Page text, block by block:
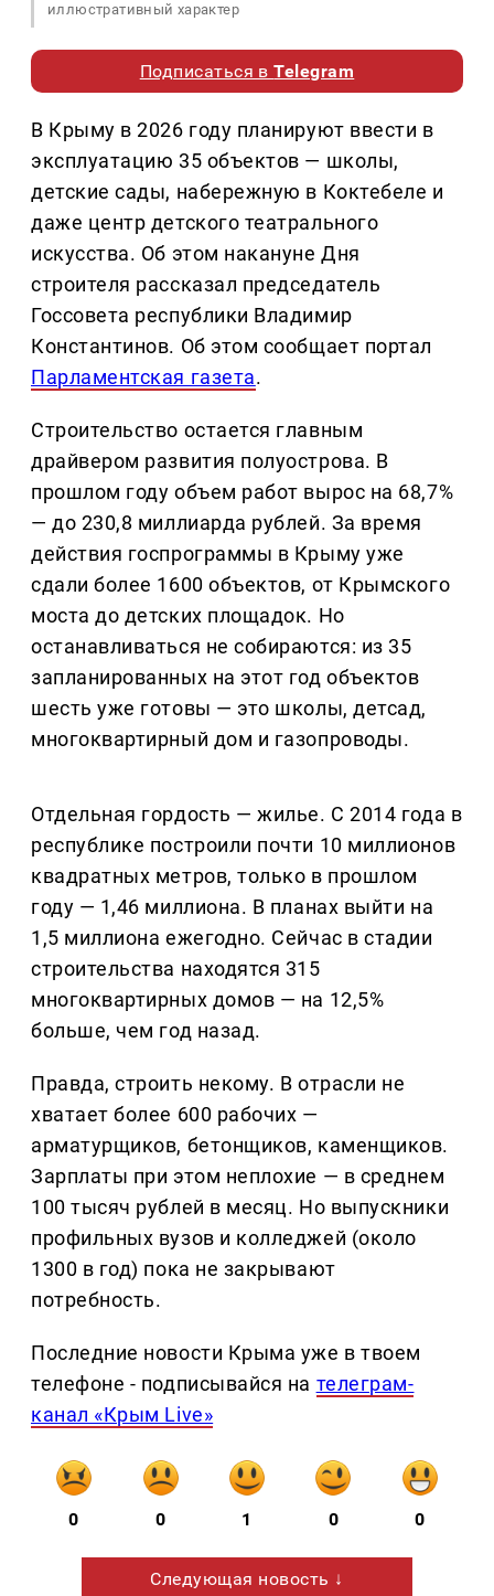
иллюстративный характер
Подписаться вTelegram
В Крыму в 2026 году планируют ввести в
эксплуатацию 35 объектов — школы,
детские сады, набережную в Коктебеле и
даже центр детского театрального
искусства. Об этом накануне Дня
строителя рассказал председатель
Госсовета республики Владимир
Константинов. Об этом сообщает портал
Парламентская газета.
Строительство остается главным
драйвером развития полуострова. В
прошлом году объем работ вырос на 68,7%
— до 230,8 миллиарда рублей. За время
действия госпрограммы в Крыму уже
сдали более 1600 объектов, от Крымского
моста до детских площадок. Но
останавливаться не собираются: из 35
запланированных на этот год объектов
шесть уже готовы — это школы, детсад,
многоквартирный дом и газопроводы.
Отдельная гордость — жилье. С 2014 года в
республике построили почти 10 миллионов
квадратных метров, только в прошлом
году — 1,46 миллиона. В планах выйти на
1,5 миллиона ежегодно. Сейчас в стадии
строительства находятся 315
многоквартирных домов — на 12,5%
больше, чем год назад.
Правда, строить некому. В отрасли не
хватает более 600 рабочих —
арматурщиков, бетонщиков, каменщиков.
Зарплаты при этом неплохие — в среднем
100 тысяч рублей в месяц. Но выпускники
профильных вузов и колледжей (около
1300 в год) пока не закрывают
потребность.
Последние новости Крыма уже в твоем
телефоне - подписывайся на телеграм-
канал «Крым Live»
0 0 1 0 0
Следующая новость ↓